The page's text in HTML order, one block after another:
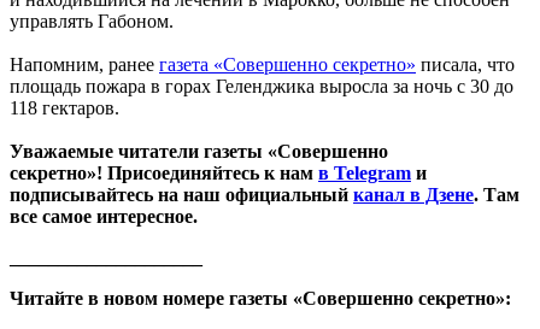
управлять Габоном.
Напомним, ранее газета «Совершенно секретно» писала, что
площадь пожара в горах Геленджика выросла за ночь с 30 до
118 гектаров.
Уважаемые читатели газеты «Совершенно
секретно»! Присоединяйтесь к нам в Telegram и
подписывайтесь на наш официальный канал в Дзене. Там
все самое интересное.
Читайте в новом номере газеты «Совершенно секретно»: